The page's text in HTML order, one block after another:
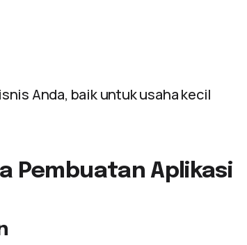
Anda, baik untuk usaha kecil
Pembuatan Aplikasi